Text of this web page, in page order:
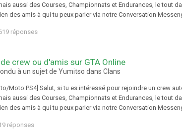
aussi des Courses, Championnats et Endurances, le tout
des amis à qui tu peux parler via notre Conversation
réponses
crew ou d'amis sur GTA Online
à un sujet de Yumitso dans Clans
Moto PS4] Salut, si tu es intéressé pour rejoindre un crew
aussi des Courses, Championnats et Endurances, le tout
des amis à qui tu peux parler via notre Conversation
réponses